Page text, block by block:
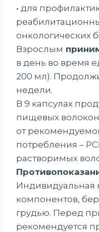
• для
онкологических
Взрослым
в день во время
200 мл).
недели.
В 9 капсулах
пищевых волокон
от
потребления –
растворимых
Индивидуальная
компонентов,
грудью. Перед
рекомендуется